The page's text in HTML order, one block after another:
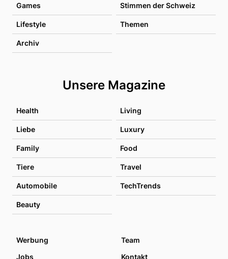
Games Stimmen der Schweiz
Lifestyle Themen
Archiv
Unsere Magazine
Health Living
Liebe Luxury
Family Food
Tiere Travel
Automobile TechTrends
Beauty
Werbung
Team
Jobs
Kontakt